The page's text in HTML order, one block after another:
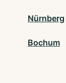
Nürnberg
Bochum